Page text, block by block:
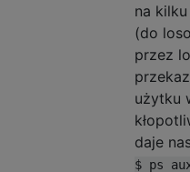
na
(do
przez
użytku
daje
$ ps